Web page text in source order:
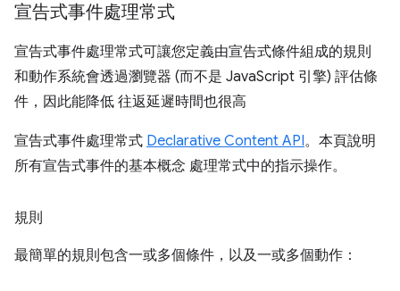
宣告式事件處理常式
宣告式事件處理常式可讓您定義由宣告式條件組成的規則
和動作系統會透過瀏覽器 (而不是 JavaScript 引擎) 評估條
件，因此能降低 往返延遲時間也很高
宣告式事件處理常式 Declarative Content API。本頁說明
所有宣告式事件的基本概念 處理常式中的指示操作。
規則
最簡單的規則包含一或多個條件，以及一或多個動作：